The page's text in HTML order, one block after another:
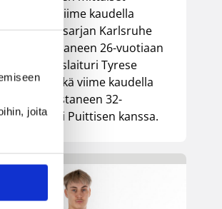
joita
sopimukset viime kaudella
ProA-sarjan Karlsruhe
Lionsia edustaneen 26-vuotiaan
yhdysvaltalaislaituri Tyrese
sekä viime kaudella
Kouvoja edustaneen 32-
Timi Puittisen kanssa.